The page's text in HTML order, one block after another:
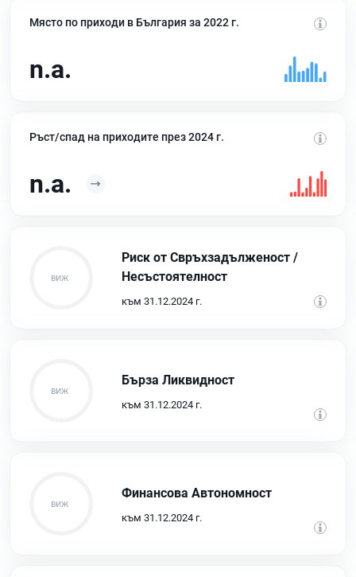
Място по приходи в България за 2022 г.
n.a.
Ръст/спад на приходите през 2024 г.
n.a.
Риск от Свръхзадълженост /
Несъстоятелност
към 31.12.2024 г.
Бърза Ликвидност
към 31.12.2024 г.
Финансова Автономност
към 31.12.2024 г.